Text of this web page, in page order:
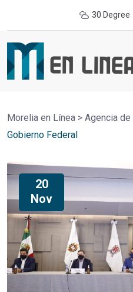
30 Degree
Morelia en Línea > Agencia
Gobierno Federal
20
Nov